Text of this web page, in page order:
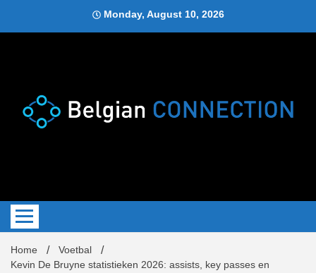
content
Monday, August 10, 2026
Home
Voetbal
Kevin De Bruyne statistieken 2026: assists, key passes en